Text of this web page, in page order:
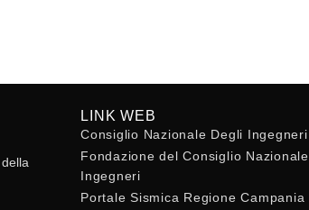
LINK WEB
Consiglio Nazionale Degli Ingegneri
Fondazione del Consiglio Nazionale
Ingegneri
Portale Sismica Regione Campania